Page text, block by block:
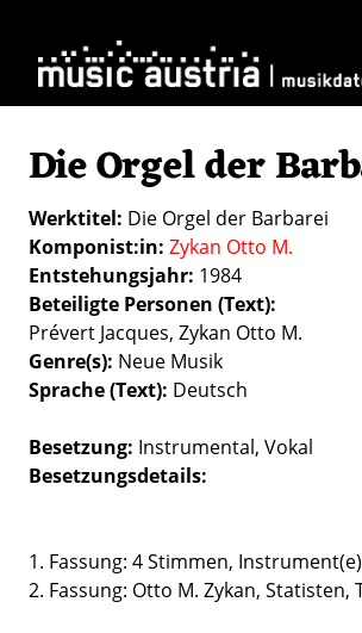
Die Orgel der
Werktitel Die Orgel der Barbarei
Komponist:in Zykan Otto M.
Entstehungsjahr 1984
Beteiligte Personen (Text)
Prévert Jacques, Zykan Otto M.
Genre(s) Neue Musik
Sprache (Text) Deutsch
Besetzung Instrumental Vokal
Besetzungsdetails
1. Fassung: 4 Stimmen,
2. Fassung: Otto M. Zykan, Statisten,